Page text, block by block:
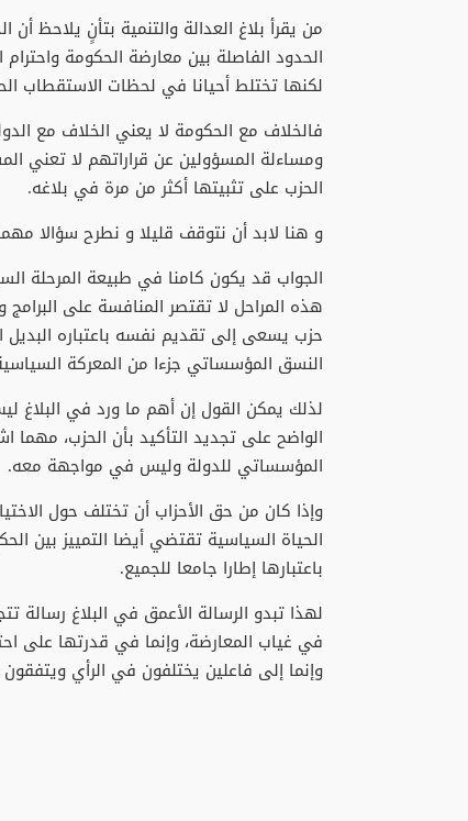
من يقرأ بلاغ العدالة والتنمية بتأنٍ يلاحظ
الحدود الفاصلة بين معارضة الحكومة
لكنها تختلط أحيانا في لحظات الاستقطاب
فالخلاف مع الحكومة لا يعني الخلاف مع
ومساءلة المسؤولين عن قراراتهم لا تعني
الحزب على تثبيتها أكثر من مرة في بلاغه.
و هنا لابد أن نتوقف قليلا و نطرح سؤالا
الجواب قد يكون كامنا في طبيعة المرحلة
هذه المراحل لا تقتصر المنافسة على
حزب يسعى إلى تقديم نفسه باعتباره البديل
النسق المؤسساتي جزءا من المعركة
لذلك يمكن القول إن أهم ما ورد في البلاغ
الواضح على تجديد التأكيد بأن الحزب، مهما
المؤسساتي للدولة وليس في مواجهة معه.
وإذا كان من حق الأحزاب أن تختلف حول
الحياة السياسية تقتضي أيضا التمييز بين
باعتبارها إطارا جامعا للجميع.
لهذا تبدو الرسالة الأعمق في البلاغ رسالة
في غياب المعارضة، وإنما في قدرتها على
وإنما إلى فاعلين يختلفون في الرأي